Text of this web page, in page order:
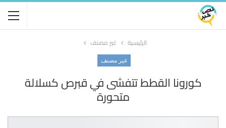
الرئيسية غير مصنف
غير مصنف
كورونا القطط تتفشى في قبرص كسلالة
متحورة